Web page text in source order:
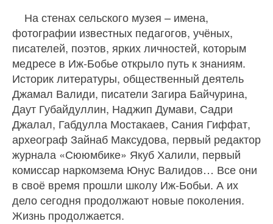
На стенах сельского музея – имена,
фотографии известных педагогов, учёных,
писателей, поэтов, ярких личностей, которым
медресе в Иж‑Бобье открыло путь к знаниям.
Историк литературы, общественный деятель
Джамал Валиди, писатели Загира Байчурина,
Даут Губайдуллин, Наджип Думави, Садри
Джалал, Габдулла Мостакаев, Сания Гиффат,
археограф Зайнаб Максудова, первый редактор
журнала «Сююмбике» Якуб Халили, первый
комиссар наркомзема Юнус Валидов… Все они
в своё время прошли школу Иж-Бобьи. А их
дело сегодня продолжают новые поколения.
Жизнь продолжается.